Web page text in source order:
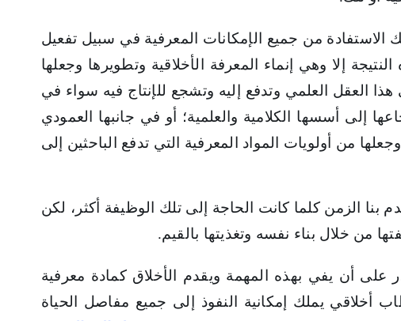
الاستفادة من جميع الإمكانات المعرفية في سبيل تفعيل
إلا وهي إنماء المعرفة الأخلاقية وتطويرها وجعلها
العقل العلمي وتدفع إليه وتشجع للإنتاج فيه سواء في
إلى أسسها الكلامية والعلمية؛ أو في جانبها العمودي
من أولويات المواد المعرفية التي تدفع الباحثين إلى
بنا الزمن كلما كانت الحاجة إلى تلك الوظيفة أكثر، لكن
من خلال بناء نفسه وتغذيتها بالقيم.
على أن يفي بهذه المهمة ويقدم الأخلاق كمادة معرفية
أخلاقي يملك إمكانية النفوذ إلى جميع مفاصل الحياة